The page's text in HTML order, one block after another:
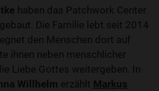
haben das Patchwork Center
Die Familie lebt seit 2014
den Menschen dort auf
ihnen neben menschlicher
Liebe Gottes weitergeben. In
Willhelm erzählt Markus